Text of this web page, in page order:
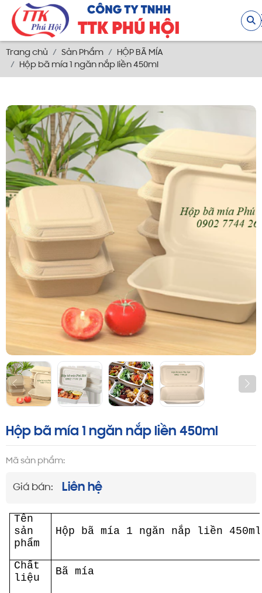
Trang chủ Sản Phẩm
HỘP BÃ MÍA
Hộp bã mía 1 ngăn nắp liền 450ml
Hộp bã mía 1 ngăn nắp liền 450ml
Mã sản phẩm:
Giá bán: Liên hệ
Tên
sản
phẩm
Hộp bã mía 1 ngăn nắp liền 450ml
Chất
liệu
Bã mía